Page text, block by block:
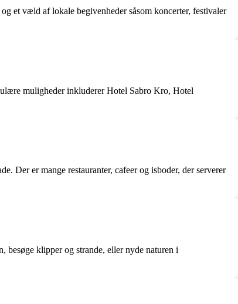
et væld af lokale begivenheder såsom koncerter, festivaler
muligheder inkluderer Hotel Sabro Kro, Hotel
Der er mange restauranter, cafeer og isboder, der serverer
besøge klipper og strande, eller nyde naturen i